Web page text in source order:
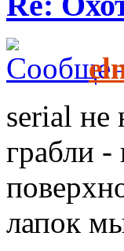
serial
грабли -
лапок